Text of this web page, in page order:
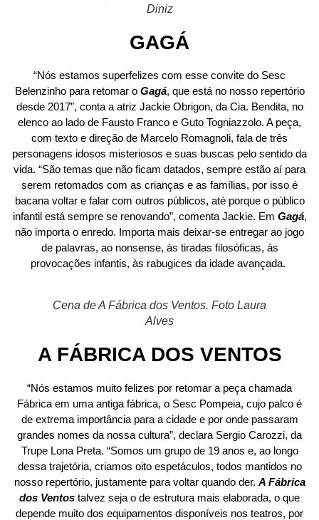
Diniz
GAGÁ
“Nós estamos superfelizes com esse convite do Sesc
Belenzinho para retomar o Gagá, que está no nosso repertório
desde 2017”, conta a atriz Jackie Obrigon, da Cia. Bendita, no
elenco ao lado de Fausto Franco e Guto Togniazzolo. A peça,
com texto e direção de Marcelo Romagnoli, fala de três
personagens idosos misteriosos e suas buscas pelo sentido da
vida. “São temas que não ficam datados, sempre estão aí para
serem retomados com as crianças e as famílias, por isso é
bacana voltar e falar com outros públicos, até porque o público
infantil está sempre se renovando”, comenta Jackie. Em Gagá,
não importa o enredo. Importa mais deixar-se entregar ao jogo
de palavras, ao nonsense, às tiradas filosóficas, às
provocações infantis, às rabugices da idade avançada.
Cena de A Fábrica dos Ventos. Foto Laura
Alves
A FÁBRICA DOS VENTOS
“Nós estamos muito felizes por retomar a peça chamada
Fábrica em uma antiga fábrica, o Sesc Pompeia, cujo palco é
de extrema importância para a cidade e por onde passaram
grandes nomes da nossa cultura”, declara Sergio Carozzi, da
Trupe Lona Preta. “Somos um grupo de 19 anos e, ao longo
dessa trajetória, criamos oito espetáculos, todos mantidos no
nosso repertório, justamente para voltar quando der. A Fábrica
dos Ventos talvez seja o de estrutura mais elaborada, o que
depende muito dos equipamentos disponíveis nos teatros, por